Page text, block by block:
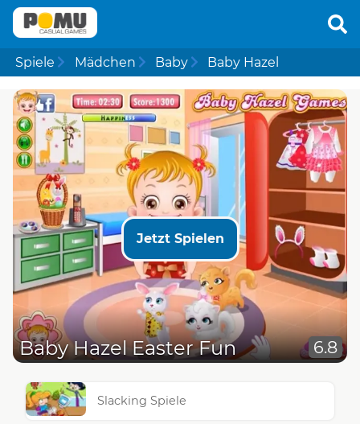
Spiele Mädchen Baby Baby Hazel
Jetzt Spielen
Baby Hazel Easter Fun 6.8
Slacking Spiele